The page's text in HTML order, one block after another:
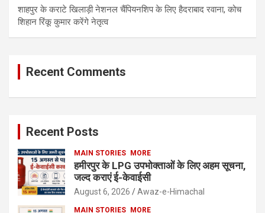
शाहपुर के कराटे खिलाड़ी नेशनल चैंपियनशिप के लिए हैदराबाद रवाना, कोच
शिहान रिंकू कुमार करेंगे नेतृत्व
Recent Comments
Recent Posts
MAIN STORIES MORE
हमीरपुर के LPG उपभोक्ताओं के लिए अहम सूचना,
जल्द कराएं ई-केवाईसी
August 6, 2026 Awaz-e-Himachal
MAIN STORIES MORE